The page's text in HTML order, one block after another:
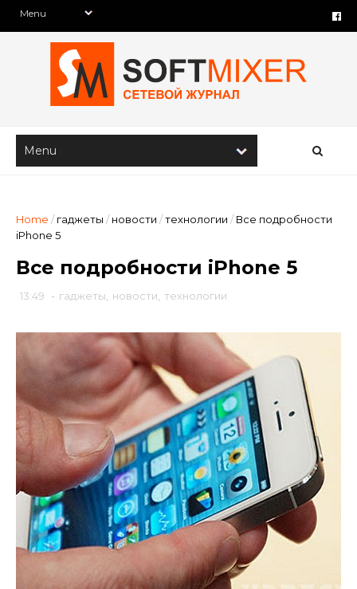
Home / гаджеты / новости /технологии / Все подробности
iPhone 5
Все подробности iPhone 5
13:49 - гаджеты новости технологии